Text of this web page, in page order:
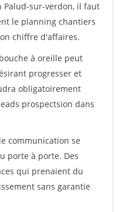
Palud-sur-verdon, il faut
le planning chantiers
chiffre d'affaires.
à oreille peut
progresser et
obligatoirement
prospectsion dans
communication se
porte à porte. Des
qui prenaient du
sans garantie